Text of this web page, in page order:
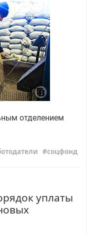
отделением
соцфонд
уплаты